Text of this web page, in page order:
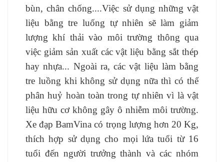
bùn, chân chống....Việc sử dụng những vật
liệu bằng tre luống tự nhiên sẽ làm giảm
lượng khí thải vào môi trường thông qua
việc giảm sản xuất các vật liệu bằng sắt thép
hay nhựa... Ngoài ra, các vật liệu làm bằng
tre luồng khi không sử dụng nữa thì có thể
phân huỷ hoàn toàn trong tự nhiên vì là vật
liệu hữu cơ không gây ô nhiễm môi trường.
Xe đạp BamVina có trọng lượng hơn 20 Kg,
thích hợp sử dụng cho mọi lứa tuổi từ 16
tuổi đến người trưởng thành và các nhóm